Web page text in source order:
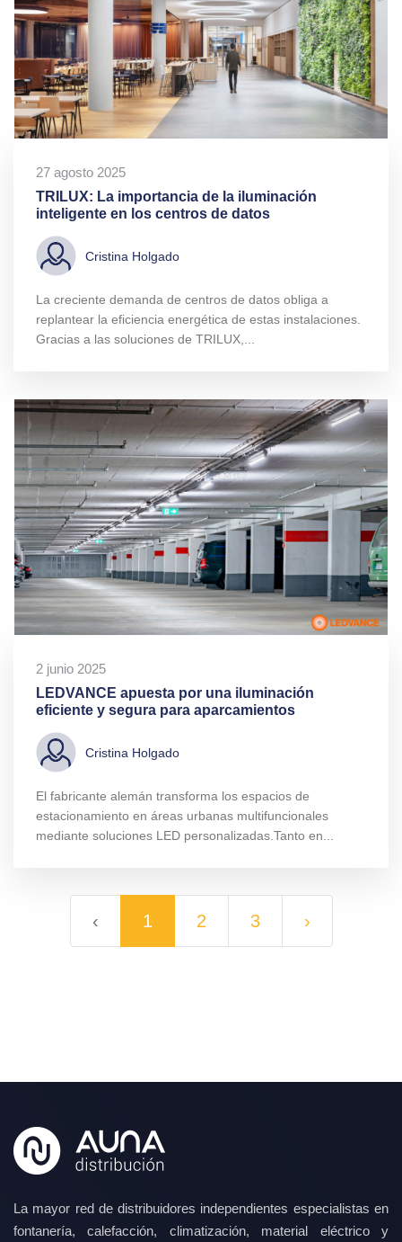
27 agosto 2025
TRILUX: La importancia de la iluminación
inteligente en los centros de datos
Cristina Holgado
La creciente demanda de centros de datos obliga a
replantear la eficiencia energética de estas instalaciones.
Gracias a las soluciones de TRILUX,...
2 junio 2025
LEDVANCE apuesta por una iluminación
eficiente y segura para aparcamientos
Cristina Holgado
El fabricante alemán transforma los espacios de
estacionamiento en áreas urbanas multifuncionales
mediante soluciones LED personalizadas.Tanto en...
‹ 1 2 3 ›
La mayor red de distribuidores independientes especialistas en
fontanería, calefacción, climatización, material eléctrico y